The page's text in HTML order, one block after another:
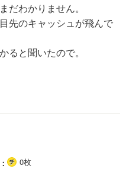
だわかりません。
先のキャッシュが飛んで
ると聞いたので。
0枚